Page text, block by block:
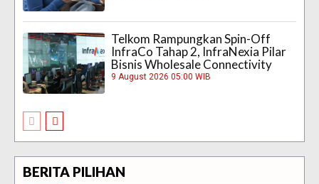
Telkom Rampungkan Spin-Off
InfraCo Tahap 2, InfraNexia Pilar
Bisnis Wholesale Connectivity
9 August 2026 05:00 WIB
BERITA PILIHAN